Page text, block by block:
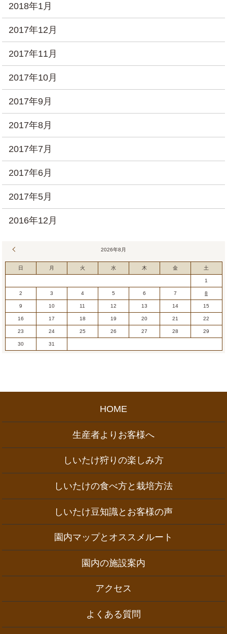
2018年1月
2017年12月
2017年11月
2017年10月
2017年9月
2017年8月
2017年7月
2017年6月
2017年5月
2016年12月
2026年8月
日 月 火 水 木 金 土
1
2 3 4 5 6 7 8
9 10 11 12 13 14 15
16 17 18 19 20 21 22
23 24 25 26 27 28 29
30 31
HOME
生産者よりお客様へ
しいたけ狩りの楽しみ方
しいたけの食べ方と栽培方法
しいたけ豆知識とお客様の声
園内マップとオススメルート
園内の施設案内
アクセス
よくある質問